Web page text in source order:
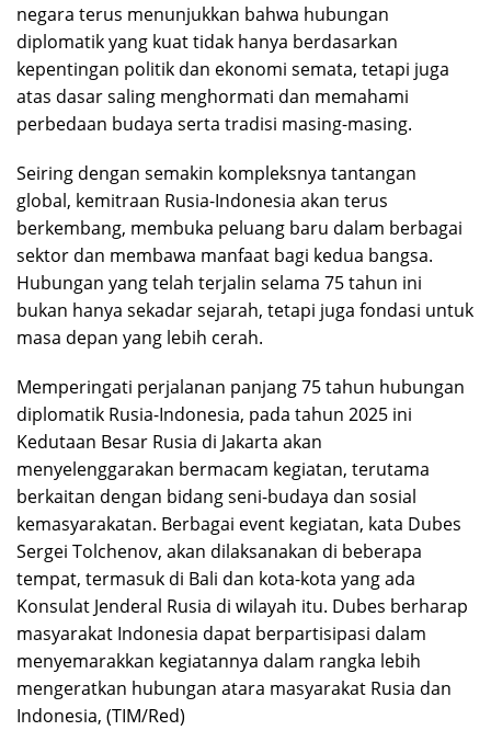
negara terus menunjukkan bahwa hubungan
diplomatik yang kuat tidak hanya berdasarkan
kepentingan politik dan ekonomi semata, tetapi juga
atas dasar saling menghormati dan memahami
perbedaan budaya serta tradisi masing-masing.
Seiring dengan semakin kompleksnya tantangan
global, kemitraan Rusia-Indonesia akan terus
berkembang, membuka peluang baru dalam berbagai
sektor dan membawa manfaat bagi kedua bangsa.
Hubungan yang telah terjalin selama 75 tahun ini
bukan hanya sekadar sejarah, tetapi juga fondasi untuk
masa depan yang lebih cerah.
Memperingati perjalanan panjang 75 tahun hubungan
diplomatik Rusia-Indonesia, pada tahun 2025 ini
Kedutaan Besar Rusia di Jakarta akan
menyelenggarakan bermacam kegiatan, terutama
berkaitan dengan bidang seni-budaya dan sosial
kemasyarakatan. Berbagai event kegiatan, kata Dubes
Sergei Tolchenov, akan dilaksanakan di beberapa
tempat, termasuk di Bali dan kota-kota yang ada
Konsulat Jenderal Rusia di wilayah itu. Dubes berharap
masyarakat Indonesia dapat berpartisipasi dalam
menyemarakkan kegiatannya dalam rangka lebih
mengeratkan hubungan atara masyarakat Rusia dan
Indonesia, (TIM/Red)